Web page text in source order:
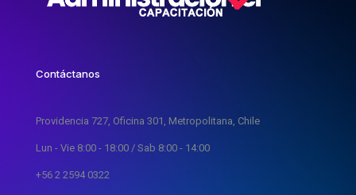
Contáctanos
Providencia 727, Oficina 301, Metropolitana, Chile
Lun - Vie 8:00 - 18:00 / Sab 8:00 - 14:00
+56 2 2594 0322